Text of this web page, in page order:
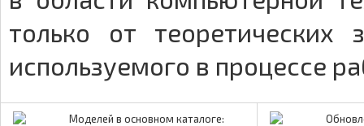
только от
используемого в процессе
Моделей в основном каталоге: